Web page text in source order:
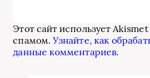
Этот сайт использует
спамом.Узнайте, как
данные комментариев.